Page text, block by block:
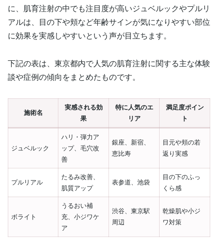
に、肌育注射の中でも注目度が高いジュベルックやプルリ
アルは、目の下や頬など年齢サインが気になりやすい部位
に効果を実感しやすいという声が目立ちます。
下記の表は、東京都内で人気の肌育注射に関する主な体験
談や症例の傾向をまとめたものです。
施術名
実感される効
果
特に人気のエ
リア
満足度ポイン
ト
ジュベルック
ハリ・弾力ア
ップ、毛穴改
善
銀座、新宿、
恵比寿
目元や頬の若
返り実感
プルリアル
たるみ改善、
肌質アップ
表参道、池袋
目の下のふっ
くら感
ボライト
うるおい補
充、小ジワケ
ア
渋谷、東京駅
周辺
乾燥肌や小ジ
ワ対策